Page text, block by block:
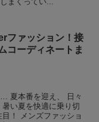
ファッション！接
コーディネートま
夏本番を迎え、 日々
い夏を快適に乗り切
！ メンズファッショ